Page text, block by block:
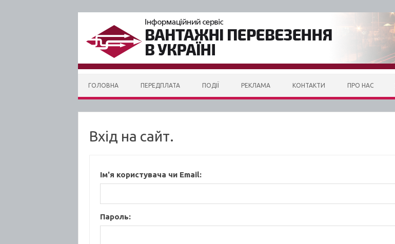
ГОЛОВНА ПЕРЕДПЛАТА ПОДІЇ РЕКЛАМА КОНТАКТИ ПРО НАС
Вхід на сайт.
Ім'я користувача чи Email:
Пароль: